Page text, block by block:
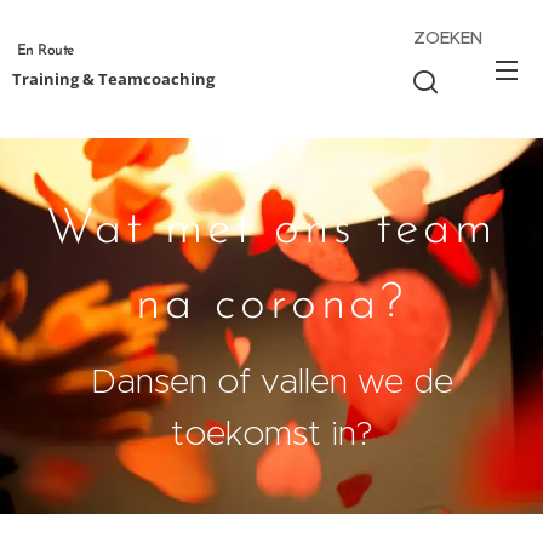
En Route
Training & Teamcoaching
ZOEKEN
Wat met ons team
na corona?
Dansen of vallen we de
toekomst in?